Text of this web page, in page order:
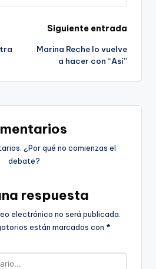
Siguiente entrada
Marina Reche lo vuelve
a hacer con “Así”
¿Por qué no comienzas el
debate?
respuesta
electrónico no será publicada.
están marcados con *